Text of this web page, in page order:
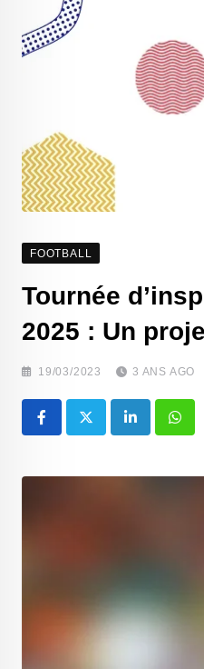
FOOTBALL
Tournée
2025 : Un
19/03/2023 3 ANS AGO
LinkedIn